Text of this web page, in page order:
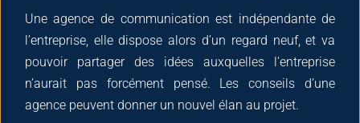
Une agence de communication est indépendante de
l’entreprise, elle dispose alors d’un regard neuf, et va
pouvoir partager des idées auxquelles l’entreprise
n’aurait pas forcément pensé. Les conseils d’une
agence peuvent donner un nouvel élan au projet.